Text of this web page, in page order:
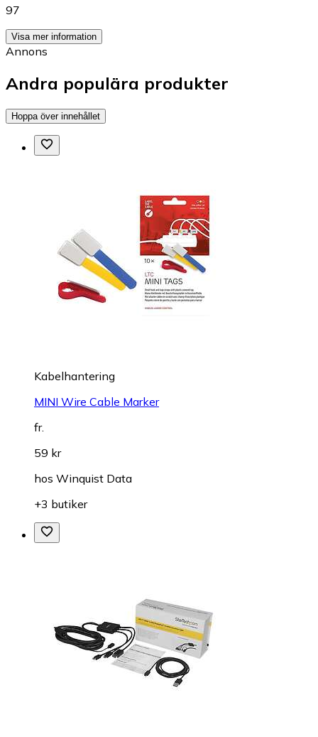
97
Visa mer information
Annons
Andra populära produkter
Hoppa över innehållet
Kabelhantering
MINI Wire Cable Marker
fr.
59 kr
hos Winquist Data
+3 butiker